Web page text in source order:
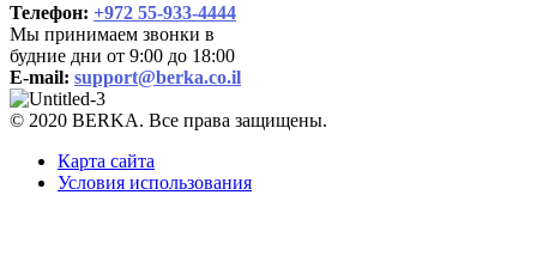
Телефон: +972 55-933-4444
Мы принимаем звонки в
будние дни от 9:00 до 18:00
E-mail: support@berka.co.il
© 2020 BERKA. Все права защищены.
Карта сайта
Условия использования